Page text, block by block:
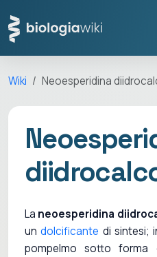
Wiki Neoesperidina
La neoesperidina
undolcificante di sintesi;
pompelmo sotto forma